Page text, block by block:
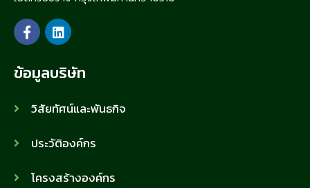
ข้อมูลบริษัท
วิสัยทัศน์และพันธกิจ
ประวัติองค์กร
โครงสร้างองค์กร